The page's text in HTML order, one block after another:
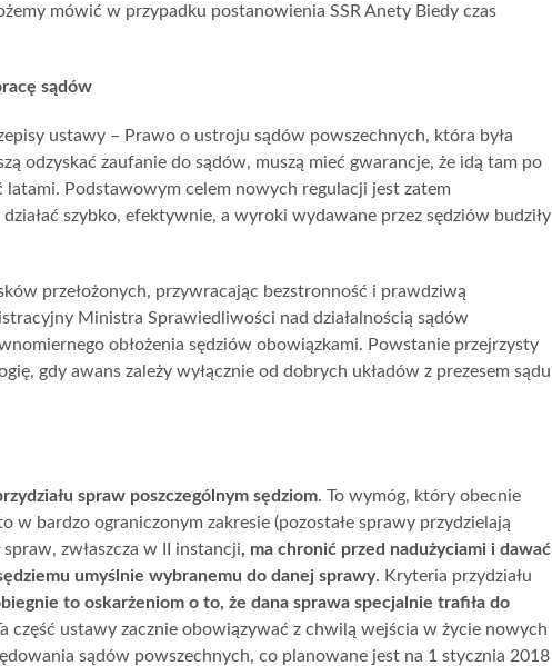
mówić w przypadku postanowienia SSR Anety Biedy czas
sądów
ustawy – Prawo o ustroju sądów powszechnych, która była
odzyskać zaufanie do sądów, muszą mieć gwarancje, że idą tam po
Podstawowym celem nowych regulacji jest zatem
szybko, efektywnie, a wyroki wydawane przez sędziów budziły
przełożonych, przywracając bezstronność i prawdziwą
Ministra Sprawiedliwości nad działalnością sądów
obłożenia sędziów obowiązkami. Powstanie przejrzysty
gdy awans zależy wyłącznie od dobrych układów z prezesem sądu
spraw poszczególnym sędziom. To wymóg, który obecnie
bardzo ograniczonym zakresie (pozostałe sprawy przydzielają
zwłaszcza w II instancji, ma chronić przed nadużyciami i dawać
umyślnie wybranemu do danej sprawy. Kryteria przydziału
to oskarżeniom o to, że dana sprawa specjalnie trafiła do
część ustawy zacznie obowiązywać z chwilą wejścia w życie nowych
sądów powszechnych, co planowane jest na 1 stycznia 2018